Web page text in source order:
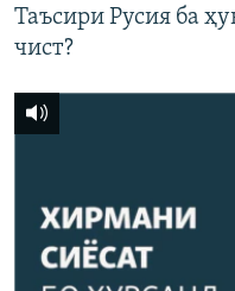
Таъсири Русия ба
чист?